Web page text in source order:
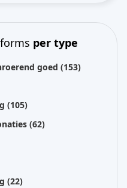
per type
goed (153)
(105)
(62)
(22)